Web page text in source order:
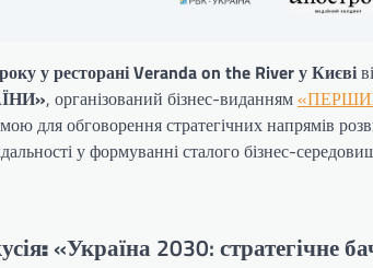
у ресторані Veranda on the River у Києві
, організований бізнес-виданням
для обговорення стратегічних напрямів
у формуванні сталого бізнес-
«Україна 2030: стратегічне